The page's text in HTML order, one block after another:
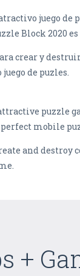
juego
Block 2020
crear y
de puzles.
puzzle
mobile
and
+